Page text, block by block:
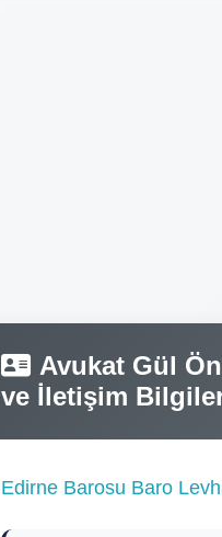
Avukat Gül
ve İletişim
Edirne Barosu Baro